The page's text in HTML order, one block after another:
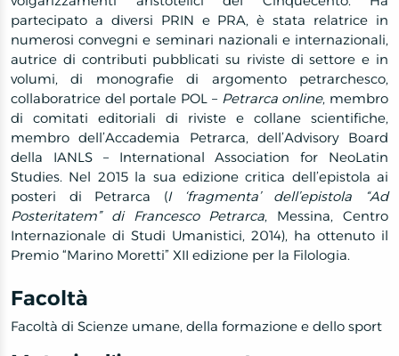
partecipato a diversi PRIN e PRA, è stata relatrice in
numerosi convegni e seminari nazionali e internazionali,
autrice di contributi pubblicati su riviste di settore e in
volumi, di monografie di argomento petrarchesco,
collaboratrice del portale POL – Petrarca online, membro
di comitati editoriali di riviste e collane scientifiche,
membro dell’Accademia Petrarca, dell’Advisory Board
della IANLS – International Association for NeoLatin
Studies. Nel 2015 la sua edizione critica dell’epistola ai
posteri di Petrarca (I ‘fragmenta’ dell’epistola “Ad
Posteritatem” di Francesco Petrarca, Messina, Centro
Internazionale di Studi Umanistici, 2014), ha ottenuto il
Premio “Marino Moretti” XII edizione per la Filologia.
Facoltà
Facoltà di Scienze umane, della formazione e dello sport